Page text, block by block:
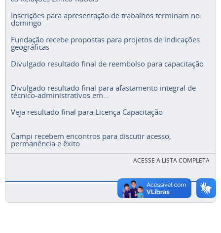
Inscrições para apresentação de trabalhos terminam no
domingo
Fundação recebe propostas para projetos de indicações
geográficas
Divulgado resultado final de reembolso para capacitação
Divulgado resultado final para afastamento integral de
técnico-administrativos em...
Veja resultado final para Licença Capacitação
Campi recebem encontros para discutir acesso,
permanência e êxito
ACESSE A LISTA COMPLETA